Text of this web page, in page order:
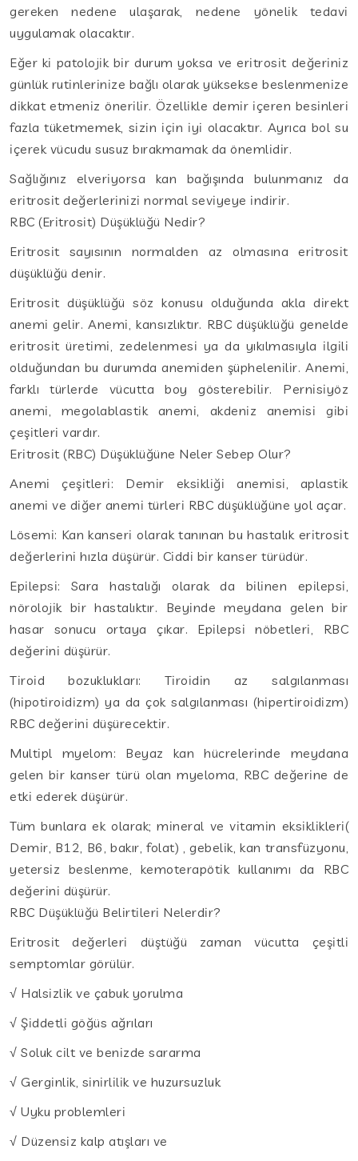
gereken nedene ulaşarak, nedene yönelik tedavi
uygulamak olacaktır.
Eğer ki patolojik bir durum yoksa ve eritrosit değeriniz
günlük rutinlerinize bağlı olarak yüksekse beslenmenize
dikkat etmeniz önerilir. Özellikle demir içeren besinleri
fazla tüketmemek, sizin için iyi olacaktır. Ayrıca bol su
içerek vücudu susuz bırakmamak da önemlidir.
Sağlığınız elveriyorsa kan bağışında bulunmanız da
eritrosit değerlerinizi normal seviyeye indirir.
RBC (Eritrosit) Düşüklüğü Nedir?
Eritrosit sayısının normalden az olmasına eritrosit
düşüklüğü denir.
Eritrosit düşüklüğü söz konusu olduğunda akla direkt
anemi gelir. Anemi, kansızlıktır. RBC düşüklüğü genelde
eritrosit üretimi, zedelenmesi ya da yıkılmasıyla ilgili
olduğundan bu durumda anemiden şüphelenilir. Anemi,
farklı türlerde vücutta boy gösterebilir. Pernisiyöz
anemi, megolablastik anemi, akdeniz anemisi gibi
çeşitleri vardır.
Eritrosit (RBC) Düşüklüğüne Neler Sebep Olur?
Anemi çeşitleri: Demir eksikliği anemisi, aplastik
anemi ve diğer anemi türleri RBC düşüklüğüne yol açar.
Lösemi: Kan kanseri olarak tanınan bu hastalık eritrosit
değerlerini hızla düşürür. Ciddi bir kanser türüdür.
Epilepsi: Sara hastalığı olarak da bilinen epilepsi,
nörolojik bir hastalıktır. Beyinde meydana gelen bir
hasar sonucu ortaya çıkar. Epilepsi nöbetleri, RBC
değerini düşürür.
Tiroid bozuklukları: Tiroidin az salgılanması
(hipotiroidizm) ya da çok salgılanması (hipertiroidizm)
RBC değerini düşürecektir.
Multipl myelom: Beyaz kan hücrelerinde meydana
gelen bir kanser türü olan myeloma, RBC değerine de
etki ederek düşürür.
Tüm bunlara ek olarak; mineral ve vitamin eksiklikleri(
Demir, B12, B6, bakır, folat) , gebelik, kan transfüzyonu,
yetersiz beslenme, kemoterapötik kullanımı da RBC
değerini düşürür.
RBC Düşüklüğü Belirtileri Nelerdir?
Eritrosit değerleri düştüğü zaman vücutta çeşitli
semptomlar görülür.
√ Halsizlik ve çabuk yorulma
√ Şiddetli göğüs ağrıları
√ Soluk cilt ve benizde sararma
√ Gerginlik, sinirlilik ve huzursuzluk
√ Uyku problemleri
√ Düzensiz kalp atışları ve